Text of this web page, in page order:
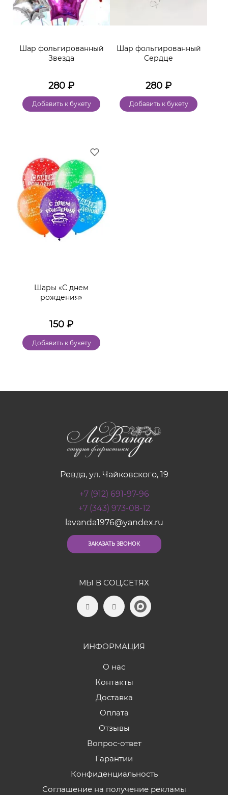
Шар фольгированный
Звезда
280 ₽
Добавить к букету
Шар фольгированный
Сердце
280 ₽
Добавить к букету
Шары «С днем
рождения»
150 ₽
Добавить к букету
Ревда, ул. Чайковского, 19
+7 (912) 691-97-96
+7 (343) 973-08-12
lavanda1976@yandex.ru
ЗАКАЗАТЬ ЗВОНОК
МЫ В СОЦ.СЕТЯХ
ИНФОРМАЦИЯ
О нас
Контакты
Доставка
Оплата
Отзывы
Вопрос-ответ
Гарантии
Конфиденциальность
Соглашение на получение рекламы